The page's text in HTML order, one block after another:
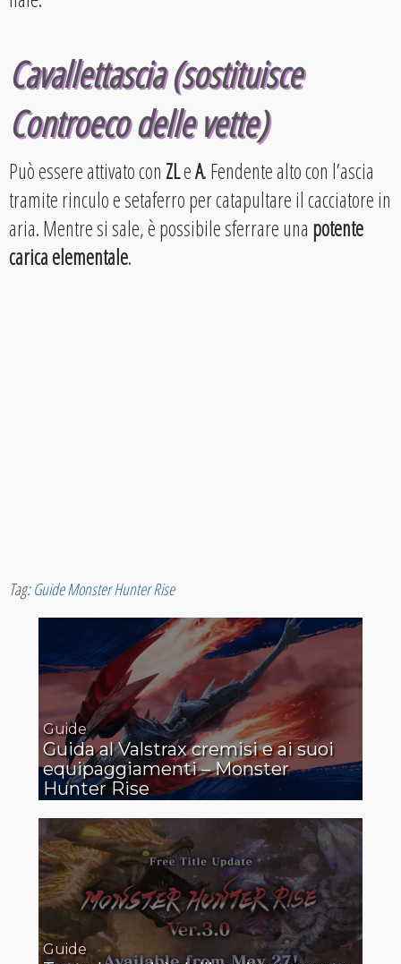
Cavallettascia (sostituisce
Controeco delle vette)
Può essere attivato con ZLeA. Fendente alto con l’ascia
tramite rinculo e setaferro per catapultare il cacciatore in
aria. Mentre si sale, è possibile sferrare una potente
carica elementale.
Tag:Guide Monster Hunter Rise
Guide
Guida al Valstrax cremisi e ai suoi
equipaggiamenti – Monster
Hunter Rise
Guide